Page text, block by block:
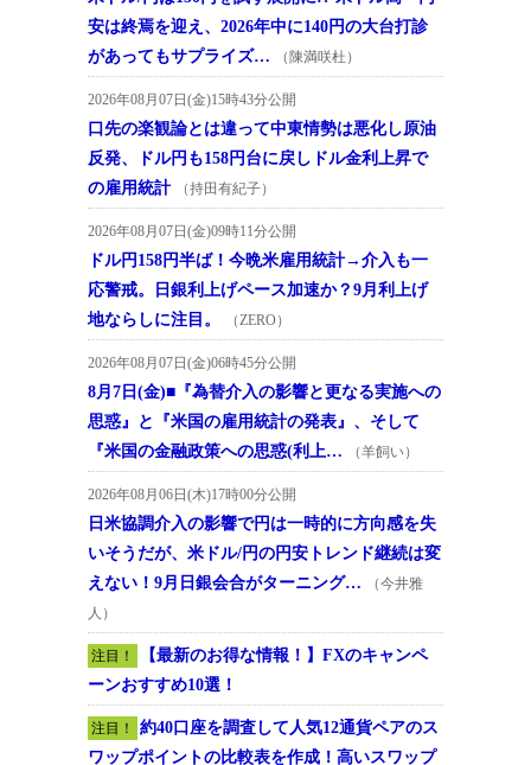
安は終焉を迎え、2026年中に140円の大台打診
があってもサプライズ…
（陳満咲杜）
2026年08月07日(金)15時43分公開
口先の楽観論とは違って中東情勢は悪化し原油
反発、ドル円も158円台に戻しドル金利上昇で
の雇用統計
（持田有紀子）
2026年08月07日(金)09時11分公開
ドル円158円半ば！今晩米雇用統計→介入も一
応警戒。日銀利上げペース加速か？9月利上げ
地ならしに注目。
（ZERO）
2026年08月07日(金)06時45分公開
8月7日(金)■『為替介入の影響と更なる実施への
思惑』と『米国の雇用統計の発表』、そして
『米国の金融政策への思惑(利上…
（羊飼い）
2026年08月06日(木)17時00分公開
日米協調介入の影響で円は一時的に方向感を失
いそうだが、米ドル/円の円安トレンド継続は変
えない！9月日銀会合がターニング…
（今井雅
人）
注目！
【最新のお得な情報！】FXのキャンペ
ーンおすすめ10選！
注目！
約40口座を調査して人気12通貨ペアのス
ワップポイントの比較表を作成！高いスワップ